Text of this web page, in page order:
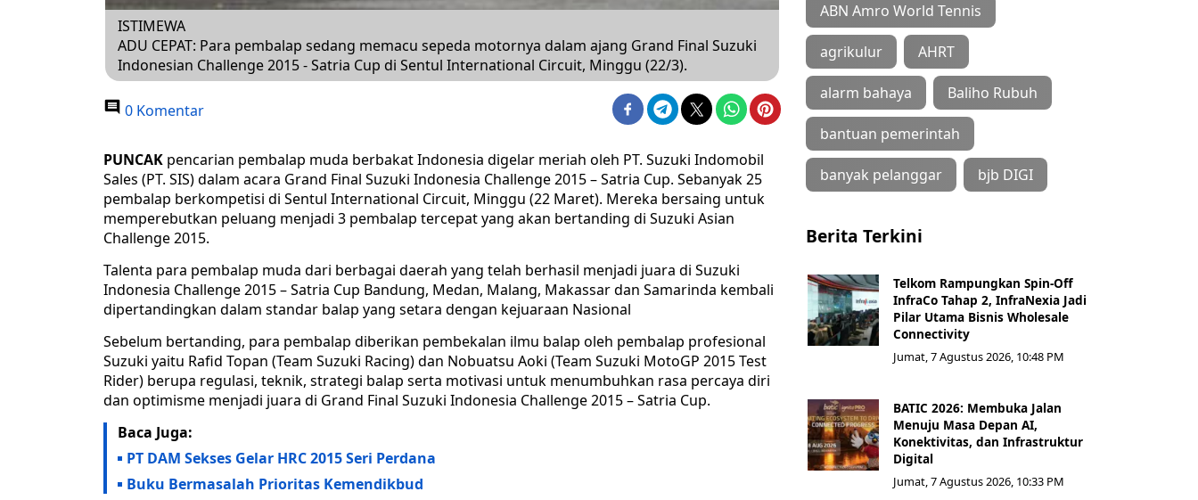
ISTIMEWA
ADU CEPAT: Para pembalap sedang memacu sepeda motornya dalam ajang Grand Final Suzuki
Indonesian Challenge 2015 - Satria Cup di Sentul International Circuit, Minggu (22/3).
0 Komentar
PUNCAK pencarian pembalap muda berbakat Indonesia digelar meriah oleh PT. Suzuki Indomobil
Sales (PT. SIS) dalam acara Grand Final Suzuki Indonesia Challenge 2015 – Satria Cup. Sebanyak 25
pembalap berkompetisi di Sentul International Circuit, Minggu (22 Maret). Mereka bersaing untuk
memperebutkan peluang menjadi 3 pembalap tercepat yang akan bertanding di Suzuki Asian
Challenge 2015.
Talenta para pembalap muda dari berbagai daerah yang telah berhasil menjadi juara di Suzuki
Indonesia Challenge 2015 – Satria Cup Bandung, Medan, Malang, Makassar dan Samarinda kembali
dipertandingkan dalam standar balap yang setara dengan kejuaraan Nasional
Sebelum bertanding, para pembalap diberikan pembekalan ilmu balap oleh pembalap profesional
Suzuki yaitu Rafid Topan (Team Suzuki Racing) dan Nobuatsu Aoki (Team Suzuki MotoGP 2015 Test
Rider) berupa regulasi, teknik, strategi balap serta motivasi untuk menumbuhkan rasa percaya diri
dan optimisme menjadi juara di Grand Final Suzuki Indonesia Challenge 2015 – Satria Cup.
Baca Juga:
PT DAM Sekses Gelar HRC 2015 Seri Perdana
Buku Bermasalah Prioritas Kemendikbud
ABN Amro World Tennis
agrikulur AHRT
alarm bahaya Baliho Rubuh
bantuan pemerintah
banyak pelanggar bjb DIGI
Berita Terkini
Telkom Rampungkan Spin-Off
InfraCo Tahap 2, InfraNexia Jadi
Pilar Utama Bisnis Wholesale
Connectivity
Jumat, 7 Agustus 2026, 10:48 PM
BATIC 2026: Membuka Jalan
Menuju Masa Depan AI,
Konektivitas, dan Infrastruktur
Digital
Jumat, 7 Agustus 2026, 10:33 PM